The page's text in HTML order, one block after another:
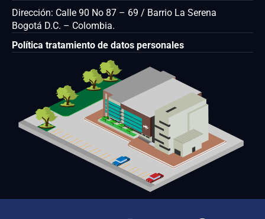
Dirección: Calle 90 No 87 – 69 / Barrio La Serena
Bogotá D.C. – Colombia.
Política tratamiento de datos personales